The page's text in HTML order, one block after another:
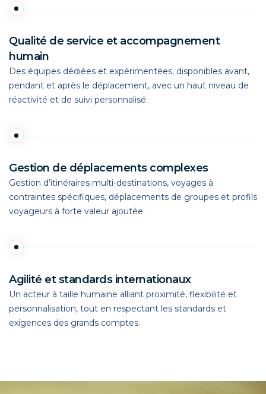
Qualité de service et accompagnement
humain
Des équipes dédiées et expérimentées, disponibles avant,
pendant et après le déplacement, avec un haut niveau de
réactivité et de suivi personnalisé.
Gestion de déplacements complexes
Gestion d’itinéraires multi-destinations, voyages à
contraintes spécifiques, déplacements de groupes et profils
voyageurs à forte valeur ajoutée.
Agilité et standards internationaux
Un acteur à taille humaine alliant proximité, flexibilité et
personnalisation, tout en respectant les standards et
exigences des grands comptes.